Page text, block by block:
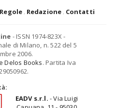
Regole Redazione Contatti
- ISSN 1974-823X -
di Milano, n. 522 del 5
2006.
Delos Books. Partita Iva
EADV s.r.l. - Via Luigi